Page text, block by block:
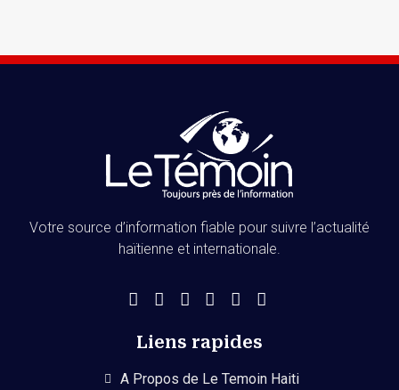
Votre source d’information fiable pour suivre l’actualité
haïtienne et internationale.
Liens rapides
A Propos de Le Temoin Haiti